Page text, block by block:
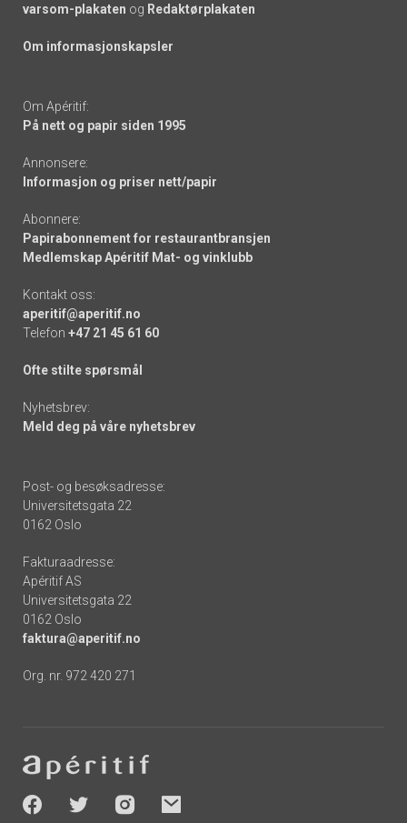
varsom-plakaten og Redaktørplakaten
Om informasjonskapsler
Om Apéritif:
På nett og papir siden 1995
Annonsere:
Informasjon og priser nett/papir
Abonnere:
Papirabonnement for restaurantbransjen
Medlemskap Apéritif Mat- og vinklubb
Kontakt oss:
aperitif@aperitif.no
Telefon +47 21 45 61 60
Ofte stilte spørsmål
Nyhetsbrev:
Meld deg på våre nyhetsbrev
Post- og besøksadresse:
Universitetsgata 22
0162 Oslo
Fakturaadresse:
Apéritif AS
Universitetsgata 22
0162 Oslo
faktura@aperitif.no
Org. nr. 972 420 271
-